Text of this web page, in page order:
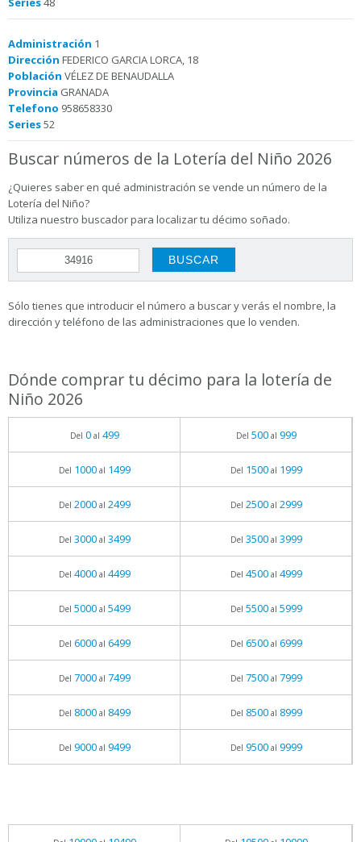
Administración 1
Dirección FEDERICO GARCIA LORCA, 18
Población VÉLEZ DE BENAUDALLA
Provincia GRANADA
Telefono 958658330
Series52
Buscar números de la Lotería del Niño 2026
¿Quieres saber en qué administración se vende un número de la
Lotería del Niño?
Utiliza nuestro buscador para localizar tu décimo soñado.
Sólo tienes que introducir el número a buscar y verás el nombre, la
dirección y teléfono de las administraciones que lo venden.
Dónde comprar tu décimo para la lotería de
Niño 2026
Del 0al 499 Del 500al 999
Del 1000al 1499 Del 1500al 1999
Del 2000al 2499 Del 2500al 2999
Del 3000al 3499 Del 3500al 3999
Del 4000al 4499 Del 4500al 4999
Del 5000al 5499 Del 5500al 5999
Del 6000al 6499 Del 6500al 6999
Del 7000al 7499 Del 7500al 7999
Del 8000al 8499 Del 8500al 8999
Del 9000al 9499 Del 9500al 9999